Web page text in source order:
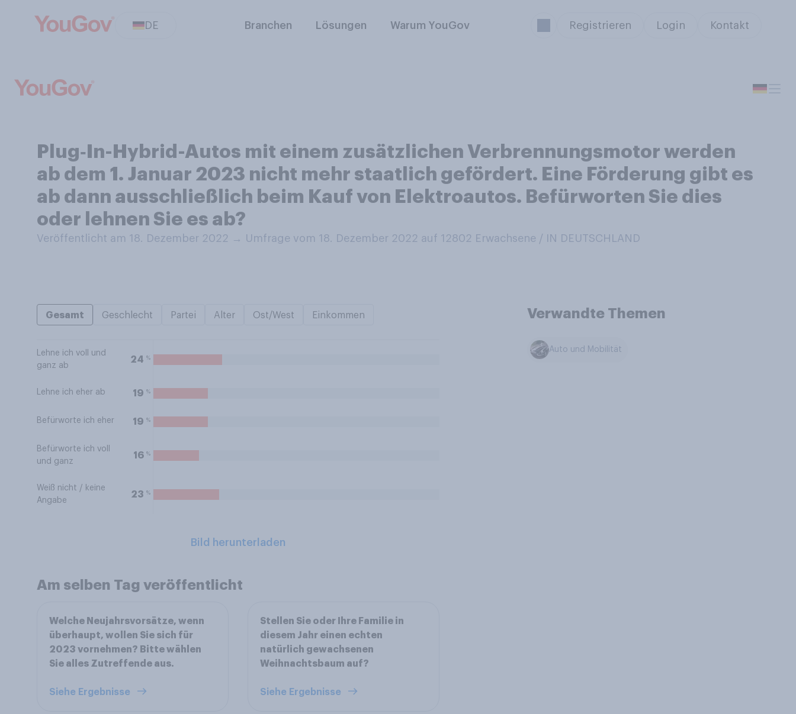
DE Branchen Lösungen Warum YouGov Registrieren Login Kontakt
Plug‑In-Hybrid-Autos mit einem zusätzlichen Verbrennungsmotor werden
ab dem 1. Januar 2023 nicht mehr staatlich gefördert. Eine Förderung gibt es
ab dann ausschließlich beim Kauf von Elektroautos. Befürworten Sie dies
oder lehnen Sie es ab?
Veröffentlicht am 18. Dezember 2022 → Umfrage vom 18. Dezember 2022 auf 12802 Erwachsene / IN DEUTSCHLAND
Gesamt Geschlecht Partei Alter Ost/West Einkommen
Lehne ich voll und
ganz ab
24 %
Lehne ich eher ab 19 %
Befürworte ich eher 19 %
Befürworte ich voll
und ganz
16 %
Weiß nicht / keine
Angabe
23 %
Bild herunterladen
Verwandte Themen
Auto und Mobilität
Am selben Tag veröffentlicht
Welche Neujahrsvorsätze, wenn
überhaupt, wollen Sie sich für
2023 vornehmen? Bitte wählen
Sie alles Zutreffende aus.
Siehe Ergebnisse
Stellen Sie oder Ihre Familie in
diesem Jahr einen echten
natürlich gewachsenen
Weihnachtsbaum auf?
Siehe Ergebnisse